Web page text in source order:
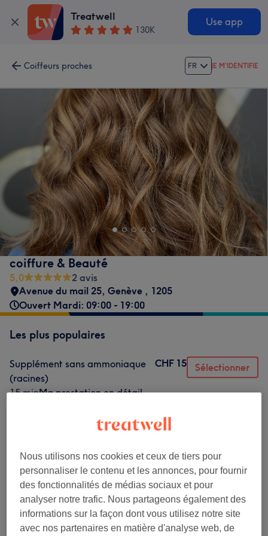
Treatwell
130K
Use app
Coiffeurs proches FR JE M'IDENTIFIE
coiffure & Beauté
5,0
2 avis
Avenue du mail 25, Genève , 1205
Ouvert Mardi: 09:00 - 19:00
Les plus populaires
Supplément sans ammoniaque
(racines)
15 minMa prestation en détail...
CHF 15 Sélectionner
naturel - Cheveux courts
CHF 35
Shampoing + Brushing -
Cheveux courts
45 min Ma prestation en détail...
Sélectionner
🍃 Shampoing + Séchage
naturel - Cheveux mi-longs
CHF 45 Sélectionner
Nous utilisons nos cookies et ceux de tiers pour
personnaliser le contenu et les annonces, pour fournir
des fonctionnalités de médias sociaux et pour
analyser notre trafic. Nous partageons également des
informations sur la façon dont vous utilisez notre site
avec nos partenaires en matière d'analyse web, de